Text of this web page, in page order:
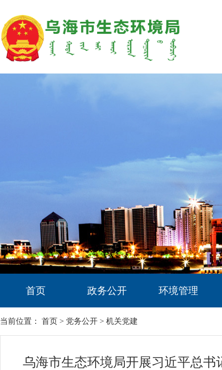
首页 政务公开 环境管理
当前位置： 首页 > 党务公开 > 机关党建
乌海市生态环境局开展习近平总书